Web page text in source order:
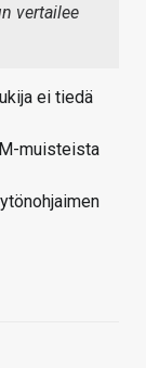
vertailee
ei tiedä
muisteista